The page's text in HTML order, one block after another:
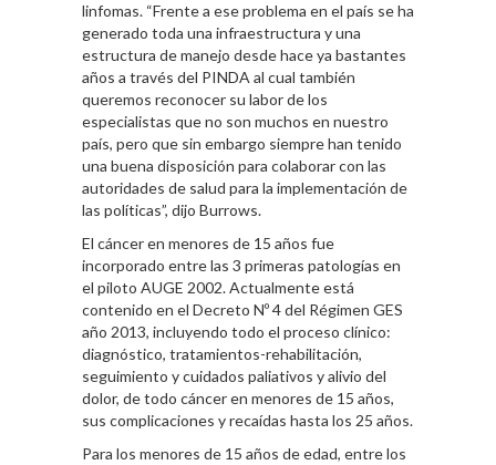
linfomas. “Frente a ese problema en el país se ha
generado toda una infraestructura y una
estructura de manejo desde hace ya bastantes
años a través del PINDA al cual también
queremos reconocer su labor de los
especialistas que no son muchos en nuestro
país, pero que sin embargo siempre han tenido
una buena disposición para colaborar con las
autoridades de salud para la implementación de
las políticas”, dijo Burrows.
El cáncer en menores de 15 años fue
incorporado entre las 3 primeras patologías en
el piloto AUGE 2002. Actualmente está
contenido en el Decreto Nº 4 del Régimen GES
año 2013, incluyendo todo el proceso clínico:
diagnóstico, tratamientos-rehabilitación,
seguimiento y cuidados paliativos y alivio del
dolor, de todo cáncer en menores de 15 años,
sus complicaciones y recaídas hasta los 25 años.
Para los menores de 15 años de edad, entre los